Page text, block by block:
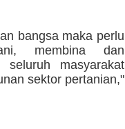
bangsa maka perlu
membina dan
seluruh masyarakat
sektor pertanian,"